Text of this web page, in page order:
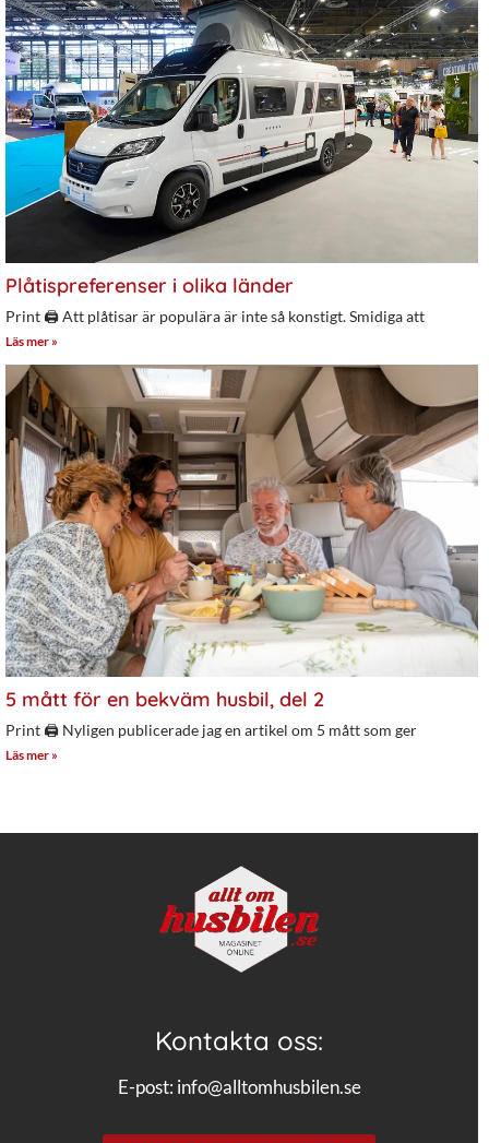
Plåtispreferenser i olika länder
Print 🖨 Att plåtisar är populära är inte så konstigt. Smidiga att
Läs mer »
5 mått för en bekväm husbil, del 2
Print 🖨 Nyligen publicerade jag en artikel om 5 mått som ger
Läs mer »
Kontakta oss:
E-post: info@alltomhusbilen.se